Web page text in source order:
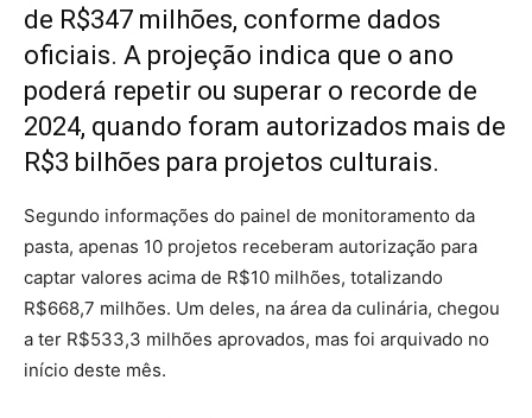
de R$347 milhões, conforme dados
oficiais. A projeção indica que o ano
poderá repetir ou superar o recorde de
2024, quando foram autorizados mais de
R$3 bilhões para projetos culturais.
Segundo informações do painel de monitoramento da
pasta, apenas 10 projetos receberam autorização para
captar valores acima de R$10 milhões, totalizando
R$668,7 milhões. Um deles, na área da culinária, chegou
a ter R$533,3 milhões aprovados, mas foi arquivado no
início deste mês.